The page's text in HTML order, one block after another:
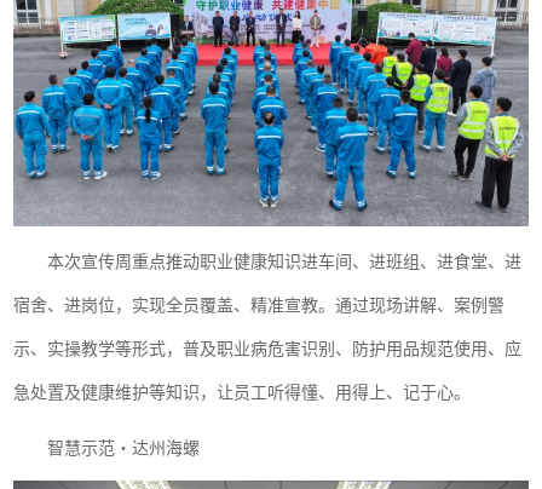
本次宣传周重点推动职业健康知识进车间、进班组、进食堂、进
宿舍、进岗位，实现全员覆盖、精准宣教。通过现场讲解、案例警
示、实操教学等形式，普及职业病危害识别、防护用品规范使用、应
急处置及健康维护等知识，让员工听得懂、用得上、记于心。
智慧示范・达州海螺